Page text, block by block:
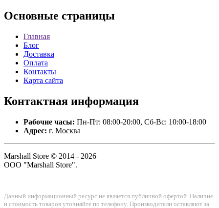
Основные страницы
Главная
Блог
Доставка
Оплата
Контакты
Карта сайта
Контактная информация
Рабочие часы: Пн-Пт: 08:00-20:00, Сб-Вс: 10:00-18:00
Адрес: г. Москва
Marshall Store © 2014 - 2026
ООО "Marshall Store".
Данный информационный ресурс не является публичной офертой. Наличие
и стоимость товаров уточняйте по телефону. Производители оставляют за